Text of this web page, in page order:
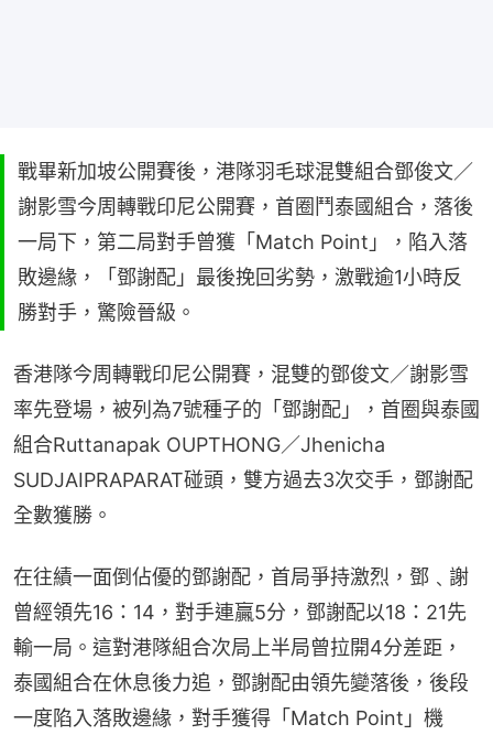
戰畢新加坡公開賽後，港隊羽毛球混雙組合鄧俊文／
謝影雪今周轉戰印尼公開賽，首圈鬥泰國組合，落後
一局下，第二局對手曾獲「Match Point」，陷入落
敗邊緣，「鄧謝配」最後挽回劣勢，激戰逾1小時反
勝對手，驚險晉級。
香港隊今周轉戰印尼公開賽，混雙的鄧俊文／謝影雪
率先登場，被列為7號種子的「鄧謝配」，首圈與泰國
組合Ruttanapak OUPTHONG／Jhenicha
SUDJAIPRAPARAT碰頭，雙方過去3次交手，鄧謝配
全數獲勝。
在往績一面倒佔優的鄧謝配，首局爭持激烈，鄧﹑謝
曾經領先16：14，對手連贏5分，鄧謝配以18：21先
輸一局。這對港隊組合次局上半局曾拉開4分差距，
泰國組合在休息後力追，鄧謝配由領先變落後，後段
一度陷入落敗邊緣，對手獲得「Match Point」機